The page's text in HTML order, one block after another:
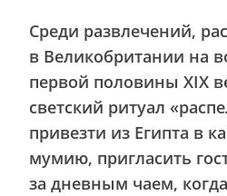
Среди развлечений,
в Великобритании на
первой половины XIX
светский ритуал
привезти из Египта в
мумию, пригласить
за дневным чаем,